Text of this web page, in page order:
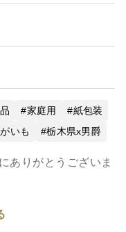
家庭用
紙包装
いも 栃木県x男爵
ありがとうございま
優しいお声かけ、応